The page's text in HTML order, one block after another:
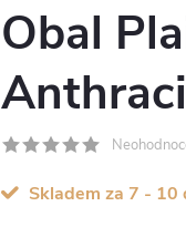
Obal
Skladem za 7 - 10